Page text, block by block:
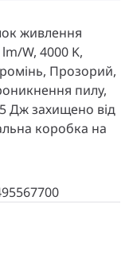
живлення
W, 4000 K,
Прозорий,
пилу,
Дж захищено від
коробка на